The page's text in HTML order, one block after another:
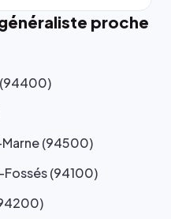
proche
(94500)
(94100)